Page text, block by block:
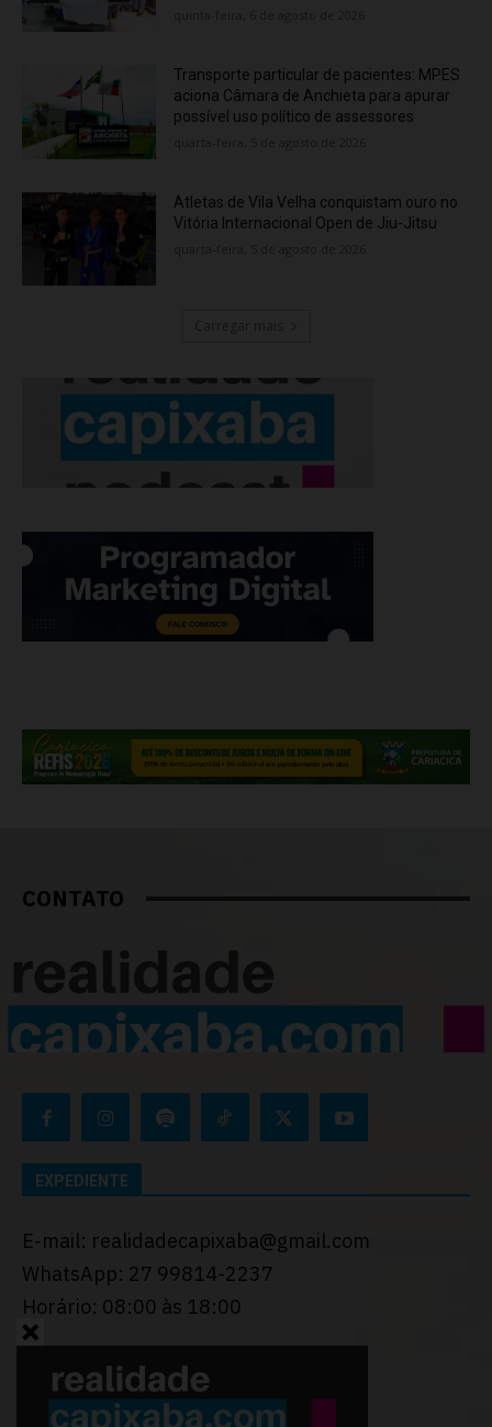
Transporte particular de pacientes: MPES
aciona Câmara de Anchieta para apurar
possível uso político de assessores
Atletas de Vila Velha conquistam ouro no
Vitória Internacional Open de Jiu-Jitsu
CONTATO
EXPEDIENTE
E-mail: realidadecapixaba@gmail.com
WhatsApp: 27 99814-2237
Horário: 08:00 às 18:00